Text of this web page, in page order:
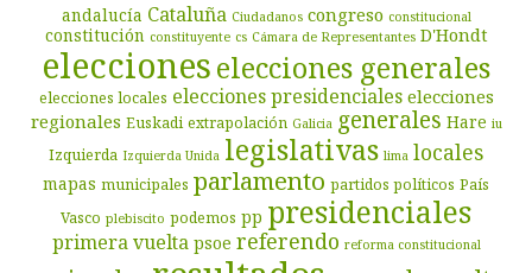
andalucía Cataluña Ciudadanos congreso constitucional
constitución constituyente cs Cámara de Representantes D'Hondt
eleccioneselecciones generales
elecciones locales elecciones presidenciales elecciones
regionales Euskadi extrapolación Galicia generales Hare iu
Izquierda Izquierda Unida legislativas lima locales
mapas municipales parlamento partidos políticos País
Vasco plebiscito podemos pp presidenciales
primera vuelta psoe referendo reforma constitucional